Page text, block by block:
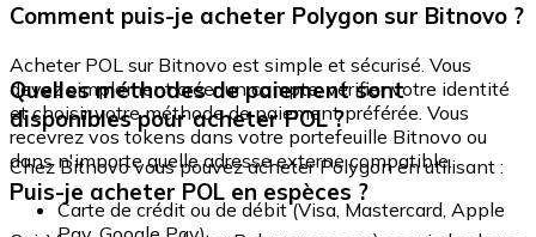
Comment puis-je acheter Polygon sur Bitnovo ?
Acheter POL sur Bitnovo est simple et sécurisé. Vous
devez simplement créer un compte, vérifier votre identité
et choisir votre méthode de paiement préférée. Vous
recevrez vos tokens dans votre portefeuille Bitnovo ou
dans n'importe quelle adresse externe compatible.
Quelles méthodes de paiement sont
disponibles pour acheter POL ?
Chez Bitnovo vous pouvez acheter Polygon en utilisant :
Carte de crédit ou de débit (Visa, Mastercard, Apple
Puis-je acheter POL en espèces ?